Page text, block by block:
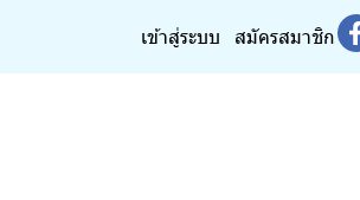
เข้าสู่ระบบ สมัครสมาชิก